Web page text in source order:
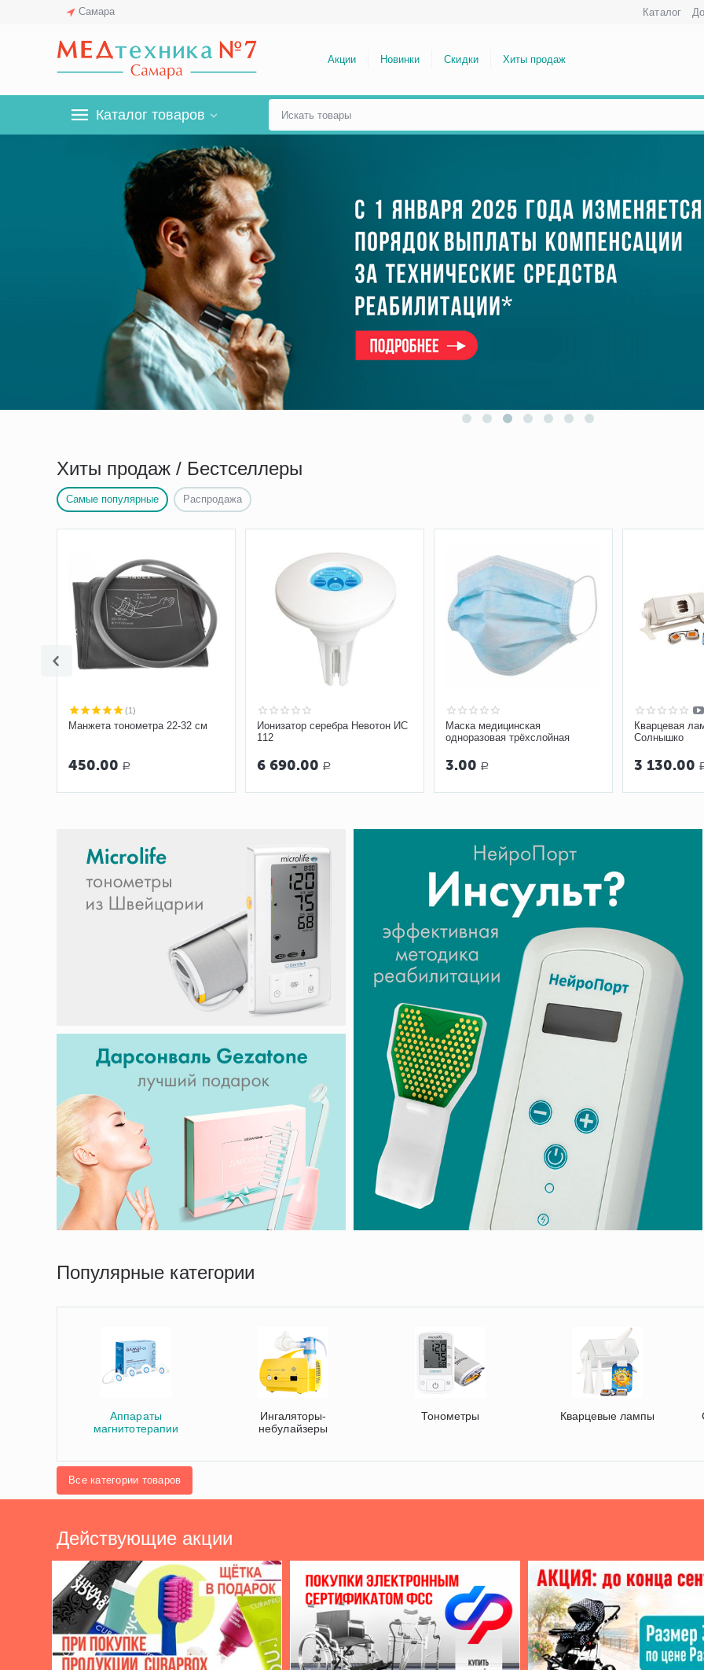
Самара Каталог
Акции Новинки Скидки Хиты продаж
Каталог товаров
Хиты продаж / Бестселлеры
Самые популярные Распродажа
(1)
Манжета тонометра 22-32 см
450.00 Р
Ионизатор серебра Невотон ИС
112
6 690.00 Р
Маска медицинская
одноразовая трёхслойная
3.00 Р
Кварцевая
Солнышко
3 130.00
Популярные категории
Аппараты
магнитотерапии
Ингаляторы-
небулайзеры
Тонометры Кварцевые лампы
Все категории товаров
Действующие акции